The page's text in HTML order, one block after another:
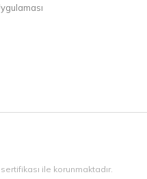
ile korunmaktadır.